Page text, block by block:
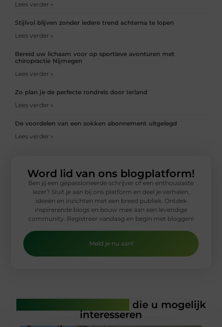
Lees verder »
Stijlvol blijven zonder iedere trend achterna te lopen
Lees verder »
Bereid uw lichaam voor op sportieve avonturen met
chiropractie Nijmegen
Lees verder »
Zo plan je de perfecte rondreis door Ierland
Lees verder »
De voordelen van een sokken abonnement uitgelegd
Lees verder »
Word lid van ons blogplatform!
Ben jij een gepassioneerde schrijver of een enthousiaste
lezer? Sluit je aan bij ons platform en deel je verhalen,
ideeën en inzichten met een breed publiek. Ontdek
inspirerende blogs en bouw mee aan een levendige
community. Registreer vandaag en begin met bloggen!
Meld je nu aan!
die u mogelijk
interesseren